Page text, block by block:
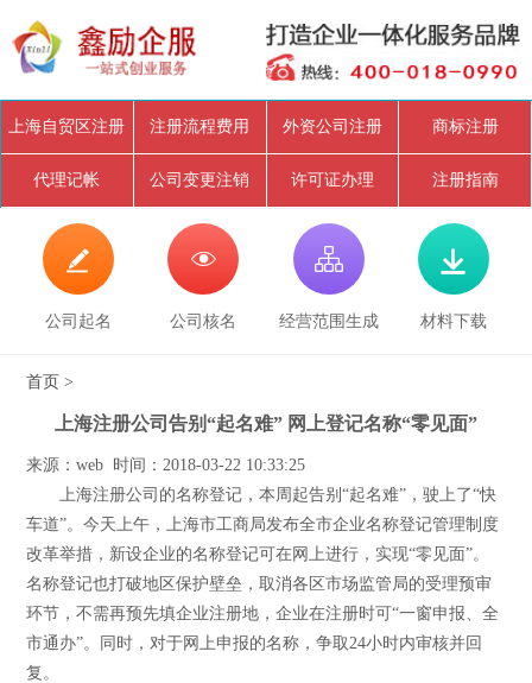
上海自贸区注册 注册流程费用 外资公司注册 商标注册
代理记帐 公司变更注销 许可证办理 注册指南

公司起名

公司核名

经营范围生成

材料下载
首页 >
上海注册公司告别“起名难” 网上登记名称“零见面”
来源：web 时间：2018-03-22 10:33:25
上海注册公司的名称登记，本周起告别“起名难”，驶上了“快
车道”。今天上午，上海市工商局发布全市企业名称登记管理制度
改革举措，新设企业的名称登记可在网上进行，实现“零见面”。
名称登记也打破地区保护壁垒，取消各区市场监管局的受理预审
环节，不需再预先填企业注册地，企业在注册时可“一窗申报、全
市通办”。同时，对于网上申报的名称，争取24小时内审核并回
复。